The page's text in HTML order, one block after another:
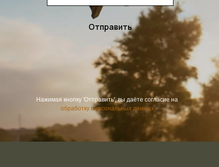
Нажимая кнопку 'Отправить', вы даёте согласие на
обработку персональных данных
Отправить